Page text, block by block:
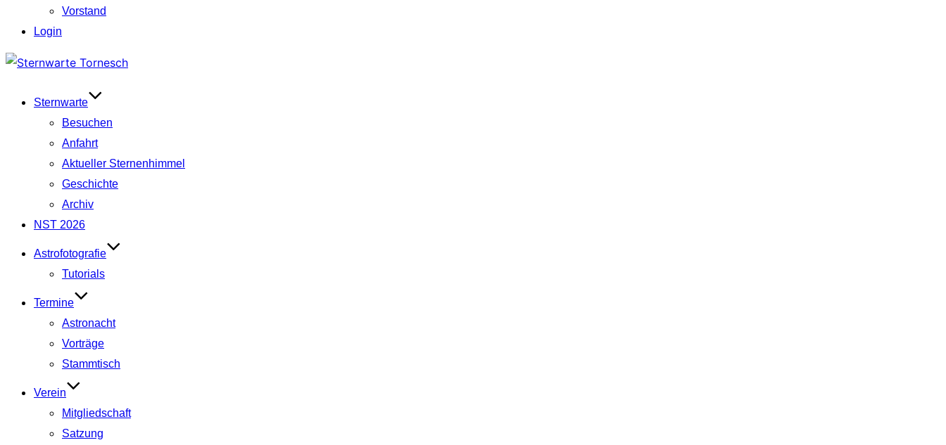
Vorstand
Login
Zum
springenSternwarte
Besuchen
Anfahrt
Aktueller Sternenhimmel
Geschichte
Archiv
NST 2026
Astrofotografie
Tutorials
Termine
Astronacht
Vorträge
Stammtisch
Verein
Mitgliedschaft
Satzung